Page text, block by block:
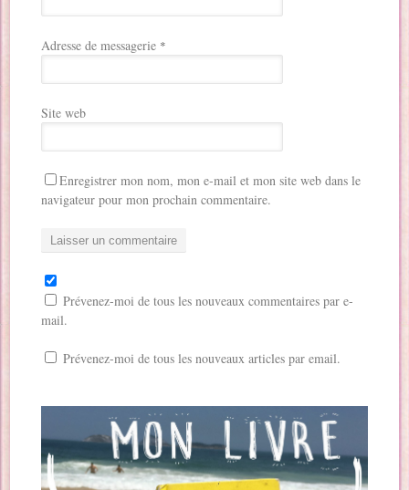
Adresse de messagerie *
Site web
Enregistrer mon nom, mon e-mail et mon site web dans le
navigateur pour mon prochain commentaire.
Prévenez-moi de tous les nouveaux commentaires par e-
mail.
Prévenez-moi de tous les nouveaux articles par email.